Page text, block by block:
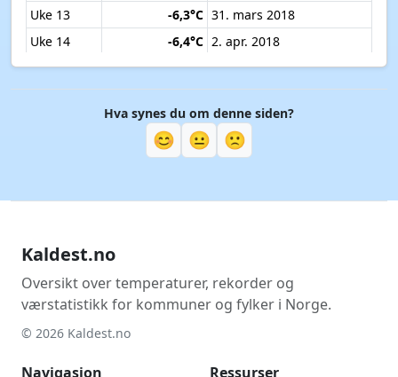
Uke 13
-6,3°C 31. mars 2018
Uke 14
-6,4°C 2. apr. 2018
Uke 15
-2,5°C 12. apr. 2019
Uke 16
-1,1°C 15. apr. 2019
-0,8°C 28. apr. 2023
-0,4°C
4. mai 2019
Uke 20
-0,9°C 13. mai 2020
Uke 22
Uke 23
5,3°C 6. juni 2020
Uke 24
6,2°C
11. juni 2019
Uke 25
Hva synes du om denne siden?
😊 😐 🙁
Kaldest.no
Oversikt over temperaturer, rekorder og
værstatistikk for kommuner og fylker i Norge.
© 2026 Kaldest.no
Navigasjon
Ressurser